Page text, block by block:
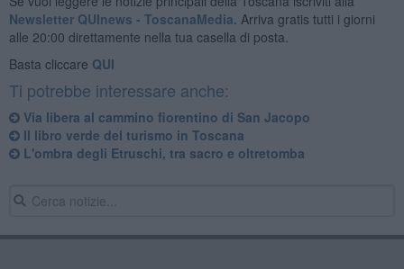
Newsletter QUInews - ToscanaMedia. Arriva gratis tutti i giorni
alle 20:00 direttamente nella tua casella di posta.
Basta cliccare QUI
Ti potrebbe interessare anche:
​Via libera al cammino fiorentino di San Jacopo
Il libro verde del turismo in Toscana
L'ombra degli Etruschi, tra sacro e oltretomba